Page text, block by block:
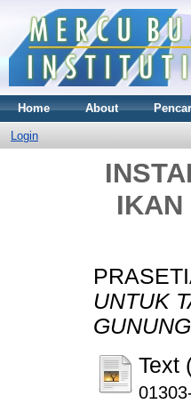
Home About
Login
IKAN
UNTUK
Text